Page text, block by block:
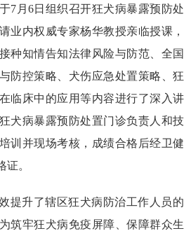
7月6日组织召开狂犬病暴露预防处
业内权威专家杨华教授亲临授课，
种知情告知法律风险与防范、全国
防控策略、犬伤应急处置策略、狂
临床中的应用等内容进行了深入讲
犬病暴露预防处置门诊负责人和技
训并现场考核，成绩合格后经卫健
。
提升了辖区狂犬病防治工作人员的
筑牢狂犬病免疫屏障、保障群众生